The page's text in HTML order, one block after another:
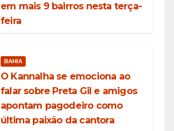
em mais 9 bairros nesta terça-
feira
BAHIA
O Kannalha se emociona ao
falar sobre Preta Gil e amigos
apontam pagodeiro como
última paixão da cantora